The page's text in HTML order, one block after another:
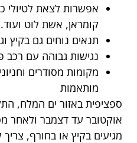
אפשרות לצאת לטיולי
קומראן, אשת לוט
תנאים נוחים גם בקיץ
נגישות גבוהה עם רכב
מקומות מסודרים
מותאמות
ספציפית באזור ים המלח,
אוקטובר עד דצמבר ולאחר
מגיעים בקיץ או בחורף,